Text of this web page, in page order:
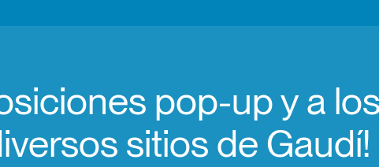
pop-up y a
sitios de Gaudí!